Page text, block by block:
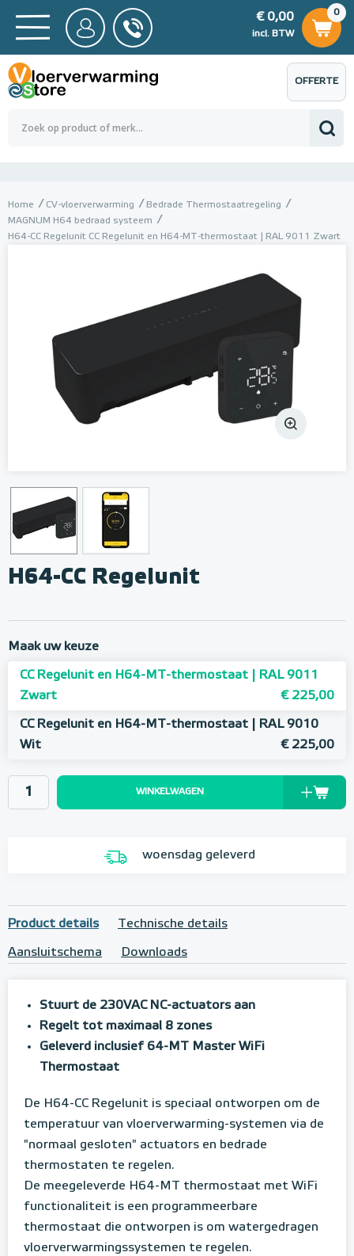
BTW
0,00
0
€ 0,00
incl. BTW
€ 0,00
OFFERTE
AANVRAGEN
Home CV-vloerverwarming
Bedrade Thermostaatregeling
MAGNUM H64 bedraad systeem
H64-CC Regelunit CC Regelunit en H64-MT-thermostaat | RAL 9011 Zwart
H64-CC Regelunit
Maak uw keuze
CC Regelunit en H64-MT-thermostaat | RAL 9011
Zwart
€ 225,00
CC Regelunit en H64-MT-thermostaat | RAL 9010
Wit
€ 225,00
WINKELWAGEN
woensdag geleverd
Product details Technische details
Aansluitschema Downloads
Stuurt de 230VAC NC-actuators aan
Regelt tot maximaal 8 zones
Geleverd inclusief 64-MT Master WiFi
Thermostaat
De H64-CC Regelunit is speciaal ontworpen om de
temperatuur van vloerverwarming-systemen via de
"normaal gesloten" actuators en bedrade
thermostaten te regelen.
De meegeleverde H64-MT thermostaat met WiFi
functionaliteit is een programmeerbare
thermostaat die ontworpen is om watergedragen
vloerverwarmingssystemen te regelen.